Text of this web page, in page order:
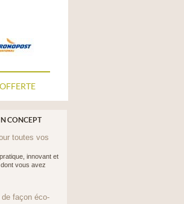
CONCEPT
toutes vos
innovant et
vous avez
façon éco-